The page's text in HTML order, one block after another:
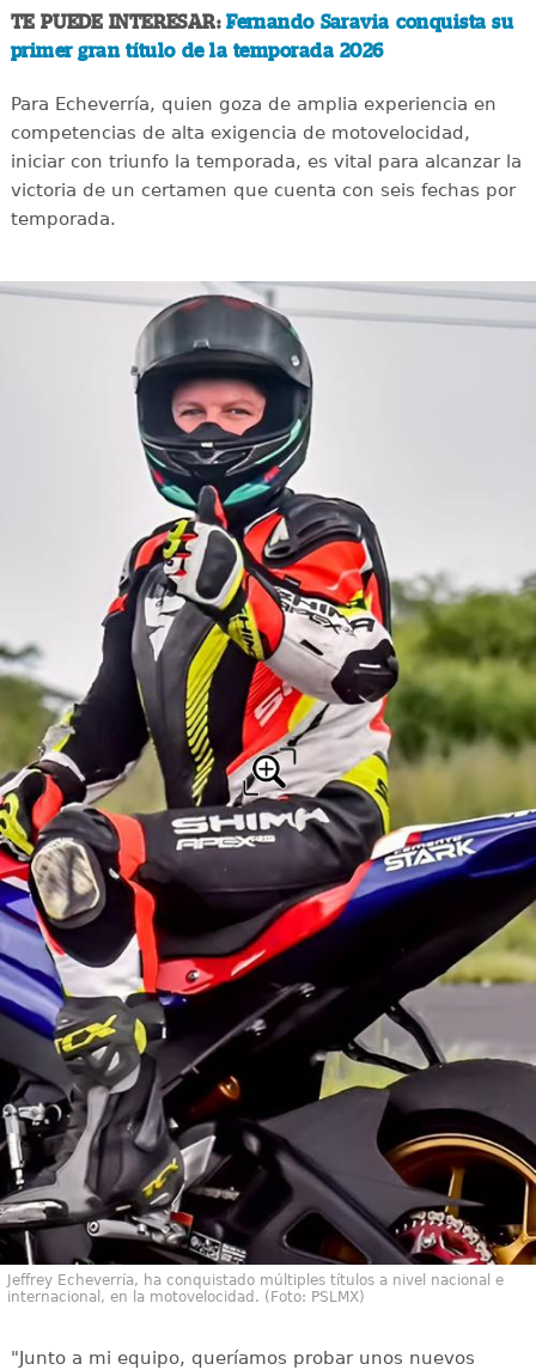
TE PUEDE INTERESAR:Fernando Saravia conquista su
primer gran título de la temporada 2026
Para Echeverría, quien goza de amplia experiencia en
competencias de alta exigencia de motovelocidad,
iniciar con triunfo la temporada, es vital para alcanzar la
victoria de un certamen que cuenta con seis fechas por
temporada.
Jeffrey Echeverría, ha conquistado múltiples títulos a nivel nacional e
internacional, en la motovelocidad. (Foto: PSLMX)
"Junto a mi equipo, queríamos probar unos nuevos